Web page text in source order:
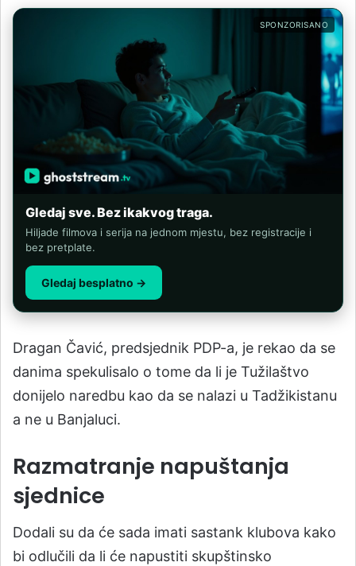
SPONZORISANO
Gledaj sve. Bez ikakvog traga.
Hiljade filmova i serija na jednom mjestu, bez registracije i
bez pretplate.
Gledaj besplatno →
Dragan Čavić, predsjednik PDP-a, je rekao da se
danima spekulisalo o tome da li je Tužilaštvo
donijelo naredbu kao da se nalazi u Tadžikistanu
a ne u Banjaluci.
Razmatranje napuštanja
sjednice
Dodali su da će sada imati sastank klubova kako
bi odlučili da li će napustiti skupštinsko